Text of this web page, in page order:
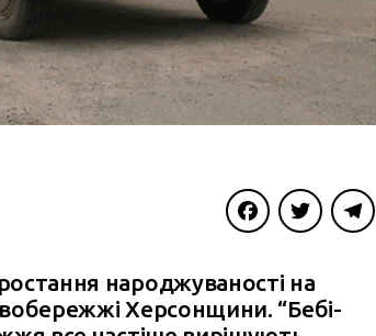
народжуваності на
Херсонщини. “Бебі-